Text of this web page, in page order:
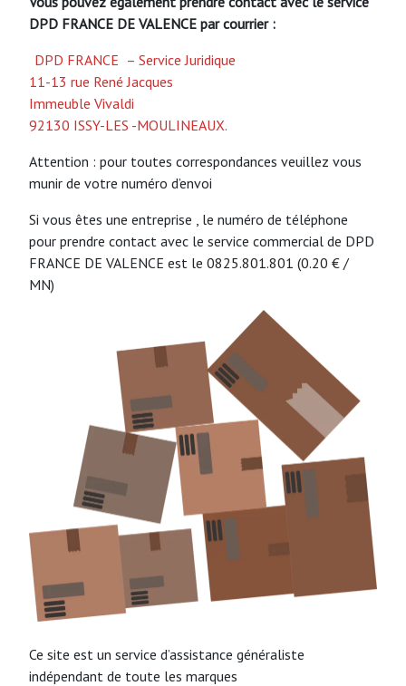
DPD FRANCE DE VALENCE par courrier :
DPD FRANCE – Service Juridique
11-13 rue René Jacques
Immeuble Vivaldi
92130 ISSY-LES -MOULINEAUX.
Attention : pour toutes correspondances veuillez vous
munir de votre numéro d’envoi
Si vous êtes une entreprise , le numéro de téléphone
pour prendre contact avec le service commercial de DPD
FRANCE DE VALENCE est le 0825.801.801 (0.20 € /
MN)
Ce site est un service d’assistance généraliste
indépendant de toute les marques